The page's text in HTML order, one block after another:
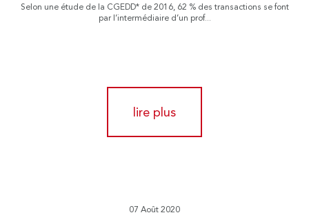
Selon une étude de la CGEDD* de 2016, 62 % des transactions se font
par l’intermédiaire d’un prof...
lire plus
07 Août 2020